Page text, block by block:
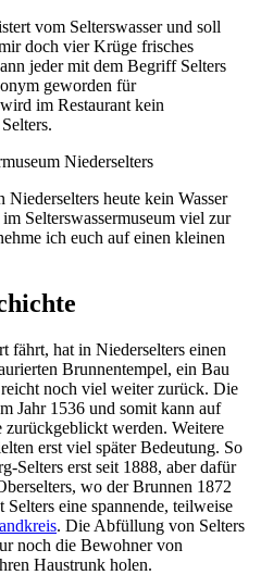
vom Selterswasser und soll
doch vier Krüge frisches
jeder mit dem Begriff Selters
geworden für
im Restaurant kein
heute kein Wasser
Selterswassermuseum viel zur
ich euch auf einen kleinen
fährt, hat in Niederselters einen
Brunnentempel, ein Bau
noch viel weiter zurück. Die
Jahr 1536 und somit kann auf
zurückgeblickt werden. Weitere
erst viel später Bedeutung. So
Selters erst seit 1888, aber dafür
wo der Brunnen 1872
eine spannende, teilweise
. Die Abfüllung von Selters
noch die Bewohner von
Haustrunk holen.